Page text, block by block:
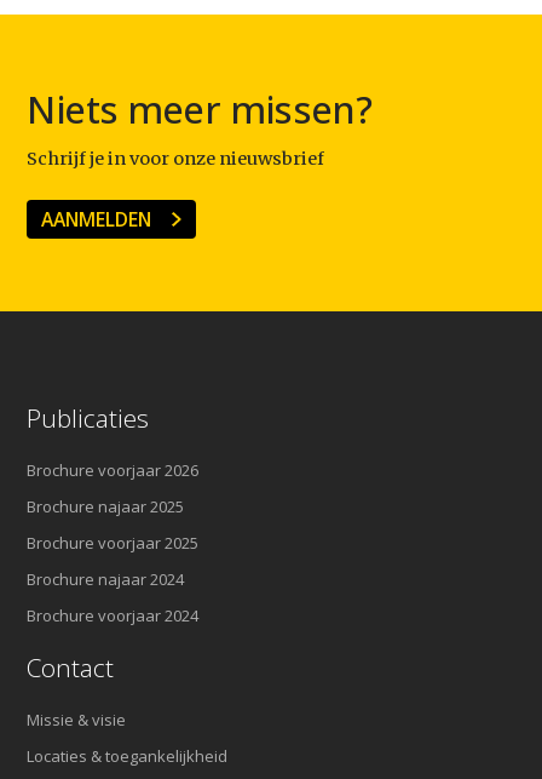
Niets meer missen?
Schrijf je in voor onze nieuwsbrief
AANMELDEN
Publicaties
Brochure voorjaar 2026
Brochure najaar 2025
Brochure voorjaar 2025
Brochure najaar 2024
Brochure voorjaar 2024
Contact
Missie & visie
Locaties & toegankelijkheid